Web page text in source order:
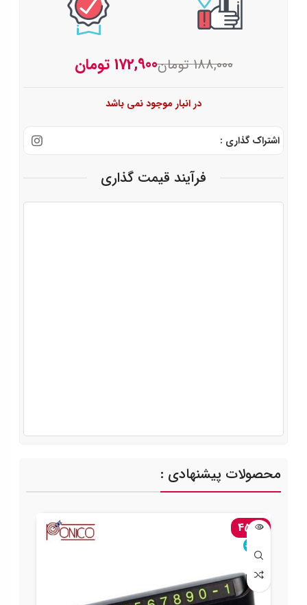
188,000 تومان172,900 تومان
در انبار موجود نمی باشد
اشتراک گذاری :
فرآیند قیمت گذاری
محصولات پیشنهادی :
-45%
ناموجود